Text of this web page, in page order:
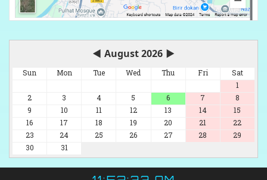
◀ August 2026 ▶
Sun Mon Tue Wed Thu Fri
Sat
1
2
3 4 5 6 7
8
9
10 11 12 13 14
15
16
17 18 19 20 21
22
23
24 25 26 27 28
29
30
31